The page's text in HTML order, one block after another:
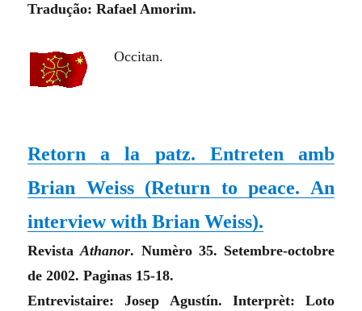
Tradução: Rafael Amorim.
Occitan.
Retorn a la patz. Entreten amb
Brian Weiss (Return to peace. An
interview with Brian Weiss).
RevistaAthanor. Numèro 35. Setembre-octobre
de 2002. Paginas 15-18.
Entrevistaire: Josep Agustín. Interprèt: Loto